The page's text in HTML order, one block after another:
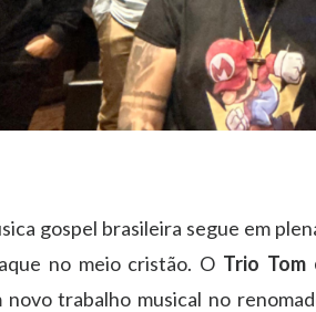
gospel brasileira segue em
no meio cristão. O Trio Tom
novo trabalho musical no